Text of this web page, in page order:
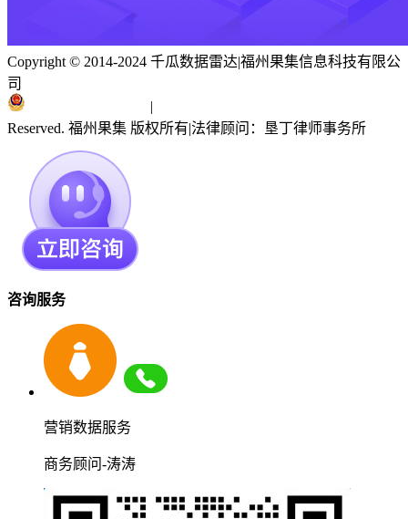
Copyright © 2014-2024 千瓜数据雷达|福州果集信息科技有限公
司
|
Reserved. 福州果集 版权所有|法律顾问：垦丁律师事务所
咨询服务
营销数据服务
商务顾问-涛涛